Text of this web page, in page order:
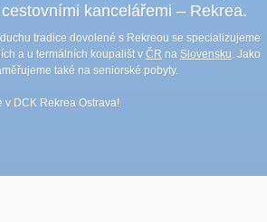
kancelářemi – Rekrea.
tradice dovolené s Rekreou se specializujeme
a u termálních koupališt v ČR na Slovensku. Jako
také na seniorské pobyty.
v DCK Rekrea Ostrava!